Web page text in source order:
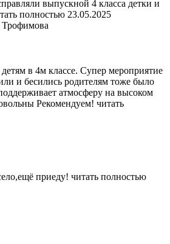
выпускной 4 класса детки и
полностью 23.05.2025
в 4м классе. Супер мероприятие
и бесились родителям тоже было
атмосферу на высоком
Рекомендуем! читать
приеду! читать полностью